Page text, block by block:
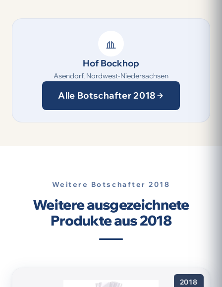
Hof Bockhop
Asendorf, Nordwest-Niedersachsen
Alle Botschafter 2018
Weitere Botschafter 2018
Weitere ausgezeichnete
Produkte aus 2018
2018